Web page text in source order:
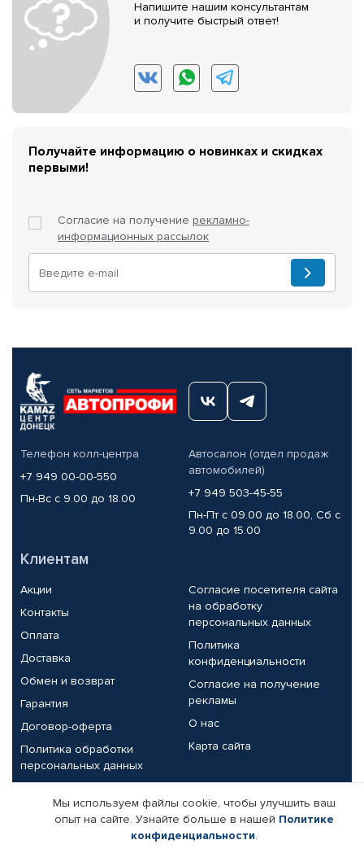
Напишите нашим консультантам
и получите быстрый ответ!
Получайте информацию о новинках и скидках
первыми!
Согласие на получение рекламно-
информационных рассылок
Телефон колл-центра
+7 949 00-00-550
Пн-Вс с 9.00 до 18.00
Автосалон (отдел продаж
автомобилей)
+7 949 503-45-55
Пн-Пт с 09.00 до 18.00, Сб с
9.00 до 15.00
Клиентам
Акции
Контакты
Оплата
Доставка
Обмен и возврат
Гарантия
Договор-оферта
Политика обработки
персональных данных
Согласие посетителя сайта
на обработку
персональных данных
Политика
конфиденциальности
Согласие на получение
рекламы
О нас
Карта сайта
Партнерам
Корпоративным клиентам
Реквизиты компании
Мы используем файлы cookie, чтобы улучшить ваш
опыт на сайте. Узнайте больше в нашей Политике
конфиденциальности.